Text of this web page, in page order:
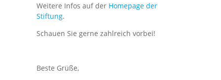
Weitere Infos auf der Homepage der
Stiftung.
Schauen Sie gerne zahlreich vorbei!
Beste Grüße,